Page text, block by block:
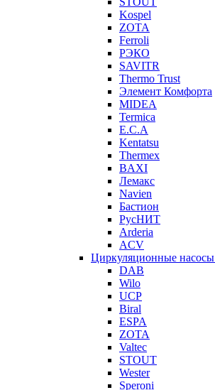
Kospel
ZOTA
Ferroli
РЭКО
SAVITR
Thermo Trust
Элемент Комфорта
MIDEA
Termica
E.C.A
Kentatsu
Thermex
BAXI
Лемакс
Navien
Бастион
РусНИТ
Arderia
ACV
Циркуляционные насосы
DAB
Wilo
UCP
Biral
ESPA
ZOTA
Valtec
STOUT
Wester
Speroni